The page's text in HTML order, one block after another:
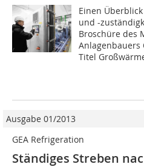
Einen
und -
Broschüre des
Anlagenbauers
Titel
Ausgabe 01/2013
GEA Refrigeration
Ständiges Streben